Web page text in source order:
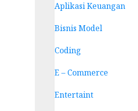
Aplikasi Keuangan
Bisnis Model
Coding
E – Commerce
Entertaint